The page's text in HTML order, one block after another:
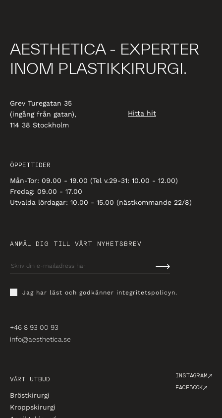
AESTHETICA - EXPERTER
INOM PLASTIKKIRURGI.
Grev Turegatan 35
(ingång från gatan),
114 38 Stockholm
Hitta hit
ÖPPETTIDER
Mån-Tor: 09.00 - 19.00 (Tel v.29-31: 10.00 - 12.00)
Fredag: 09.00 - 17.00
Utvalda lördagar: 10.00 - 15.00 (nästkommande 22/8)
ANMÄL DIG TILL VÅRT NYHETSBREV
Jag har läst och godkänner integritetspolicyn.
+46 8 93 00 93
info@aesthetica.se
VÅRT UTBUD
Bröstkirurgi
Kroppskirurgi
INSTAGRAM
FACEBOOK